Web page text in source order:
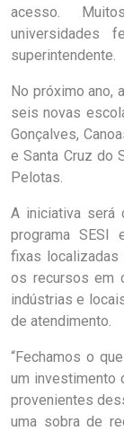
acesso.
universidades
superintendente.
No próximo ano,
seis novas
Gonçalves,
e Santa Cruz do
Pelotas.
A iniciativa será
programa SESI
fixas localizadas
os recursos em
indústrias e
de atendimento.
“Fechamos o
um investimento
provenientes
uma sobra de